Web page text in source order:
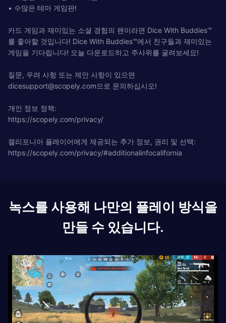
• 수많은 테마 게임판!
카드 게임과 재미있는 소셜 경험의 팬이라면 Dice With Buddies™
를 좋아할 것입니다! Dice With Buddies™에서 친구들과 재미있는
게임을 기다립니다! 오늘 다운로드하고 주사위를 굴려보세요!
질문, 우려 사항 또는 제안 사항이 있으면
dicesupport@scopely.com으로 문의하십시오!
개인 정보 정책:
https://scopely.com/privacy/
캘리포니아 플레이어에게 제공되는 추가 정보, 권리 및 선택:
https://scopely.com/privacy/#additionalinfocalifornia
녹스를 사용해 나만의 플레이 방식을
만들 수 있습니다.